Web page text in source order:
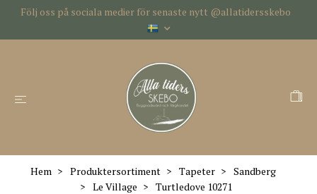
Följ oss på sociala medier för senaste nytt @allatidersskebo
Hem Produktersortiment Tapeter
Sandberg
Le Village
Turtledove 10271